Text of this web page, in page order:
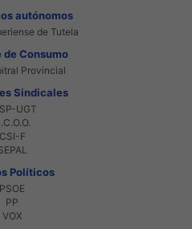
autónomos
de Tutela
Consumo
Provincial
Sindicales
UGT
CSI-F
Políticos
PSOE
PP
VOX